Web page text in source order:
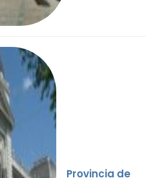
Provincia de